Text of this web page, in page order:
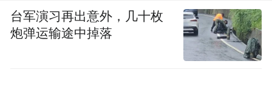
台军演习再出意外，几十枚
炮弹运输途中掉落